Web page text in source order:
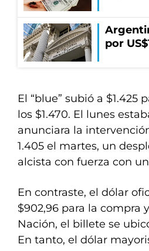
por
El “blue” subió a $1.425
los $1.470. El lunes
anunciara la
1.405 el martes, un
alcista con fuerza con
En contraste, el dólar
$902,96 para la compra
Nación, el billete se
En tanto, el dólar